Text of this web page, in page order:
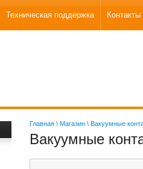
Техническая поддержка Контакты
Главная \ Магазин \ Вакуумные
Вакуумные